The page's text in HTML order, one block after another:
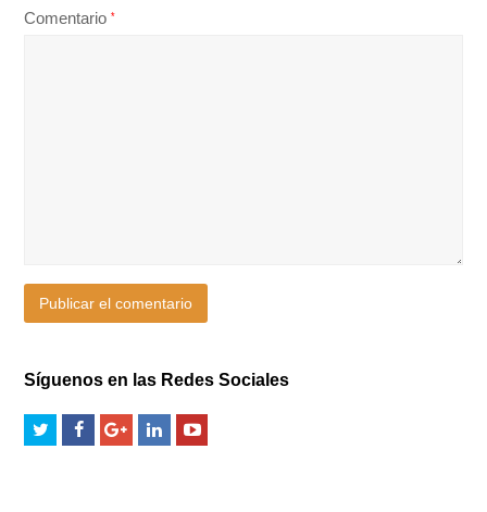
Comentario*
Síguenos en las Redes Sociales